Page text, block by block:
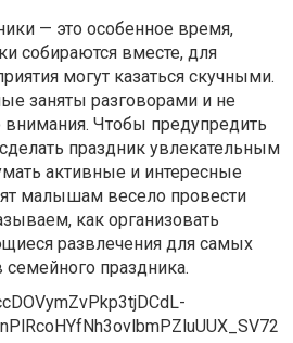
— это особенное время,
собираются вместе, для
могут казаться скучными.
заняты разговорами и не
Чтобы предупредить
праздник увлекательным
активные и интересные
малышам весело провести
как организовать
развлечения для самых
семейного праздника.